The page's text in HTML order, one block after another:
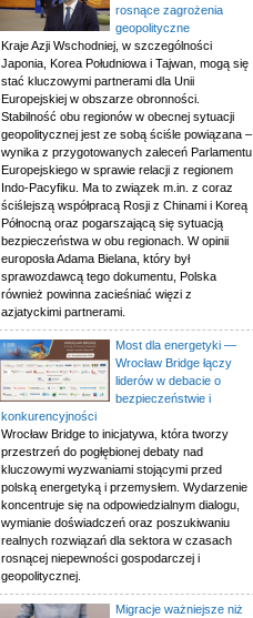
rosnące zagrożenia
geopolityczne
Kraje Azji Wschodniej, w szczególności
Japonia, Korea Południowa i Tajwan, mogą się
stać kluczowymi partnerami dla Unii
Europejskiej w obszarze obronności.
Stabilność obu regionów w obecnej sytuacji
geopolitycznej jest ze sobą ściśle powiązana –
wynika z przygotowanych zaleceń Parlamentu
Europejskiego w sprawie relacji z regionem
Indo-Pacyfiku. Ma to związek m.in. z coraz
ściślejszą współpracą Rosji z Chinami i Koreą
Północną oraz pogarszającą się sytuacją
bezpieczeństwa w obu regionach. W opinii
europosła Adama Bielana, który był
sprawozdawcą tego dokumentu, Polska
również powinna zacieśniać więzi z
azjatyckimi partnerami.
Most dla energetyki —
Wrocław Bridge łączy
liderów w debacie o
bezpieczeństwie i
konkurencyjności
Wrocław Bridge to inicjatywa, która tworzy
przestrzeń do pogłębionej debaty nad
kluczowymi wyzwaniami stojącymi przed
polską energetyką i przemysłem. Wydarzenie
koncentruje się na odpowiedzialnym dialogu,
wymianie doświadczeń oraz poszukiwaniu
realnych rozwiązań dla sektora w czasach
rosnącej niepewności gospodarczej i
geopolitycznej.
Migracje ważniejsze niż